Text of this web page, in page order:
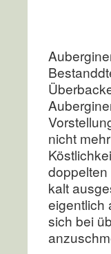
nicht
kalt
eigentlich
sich bei